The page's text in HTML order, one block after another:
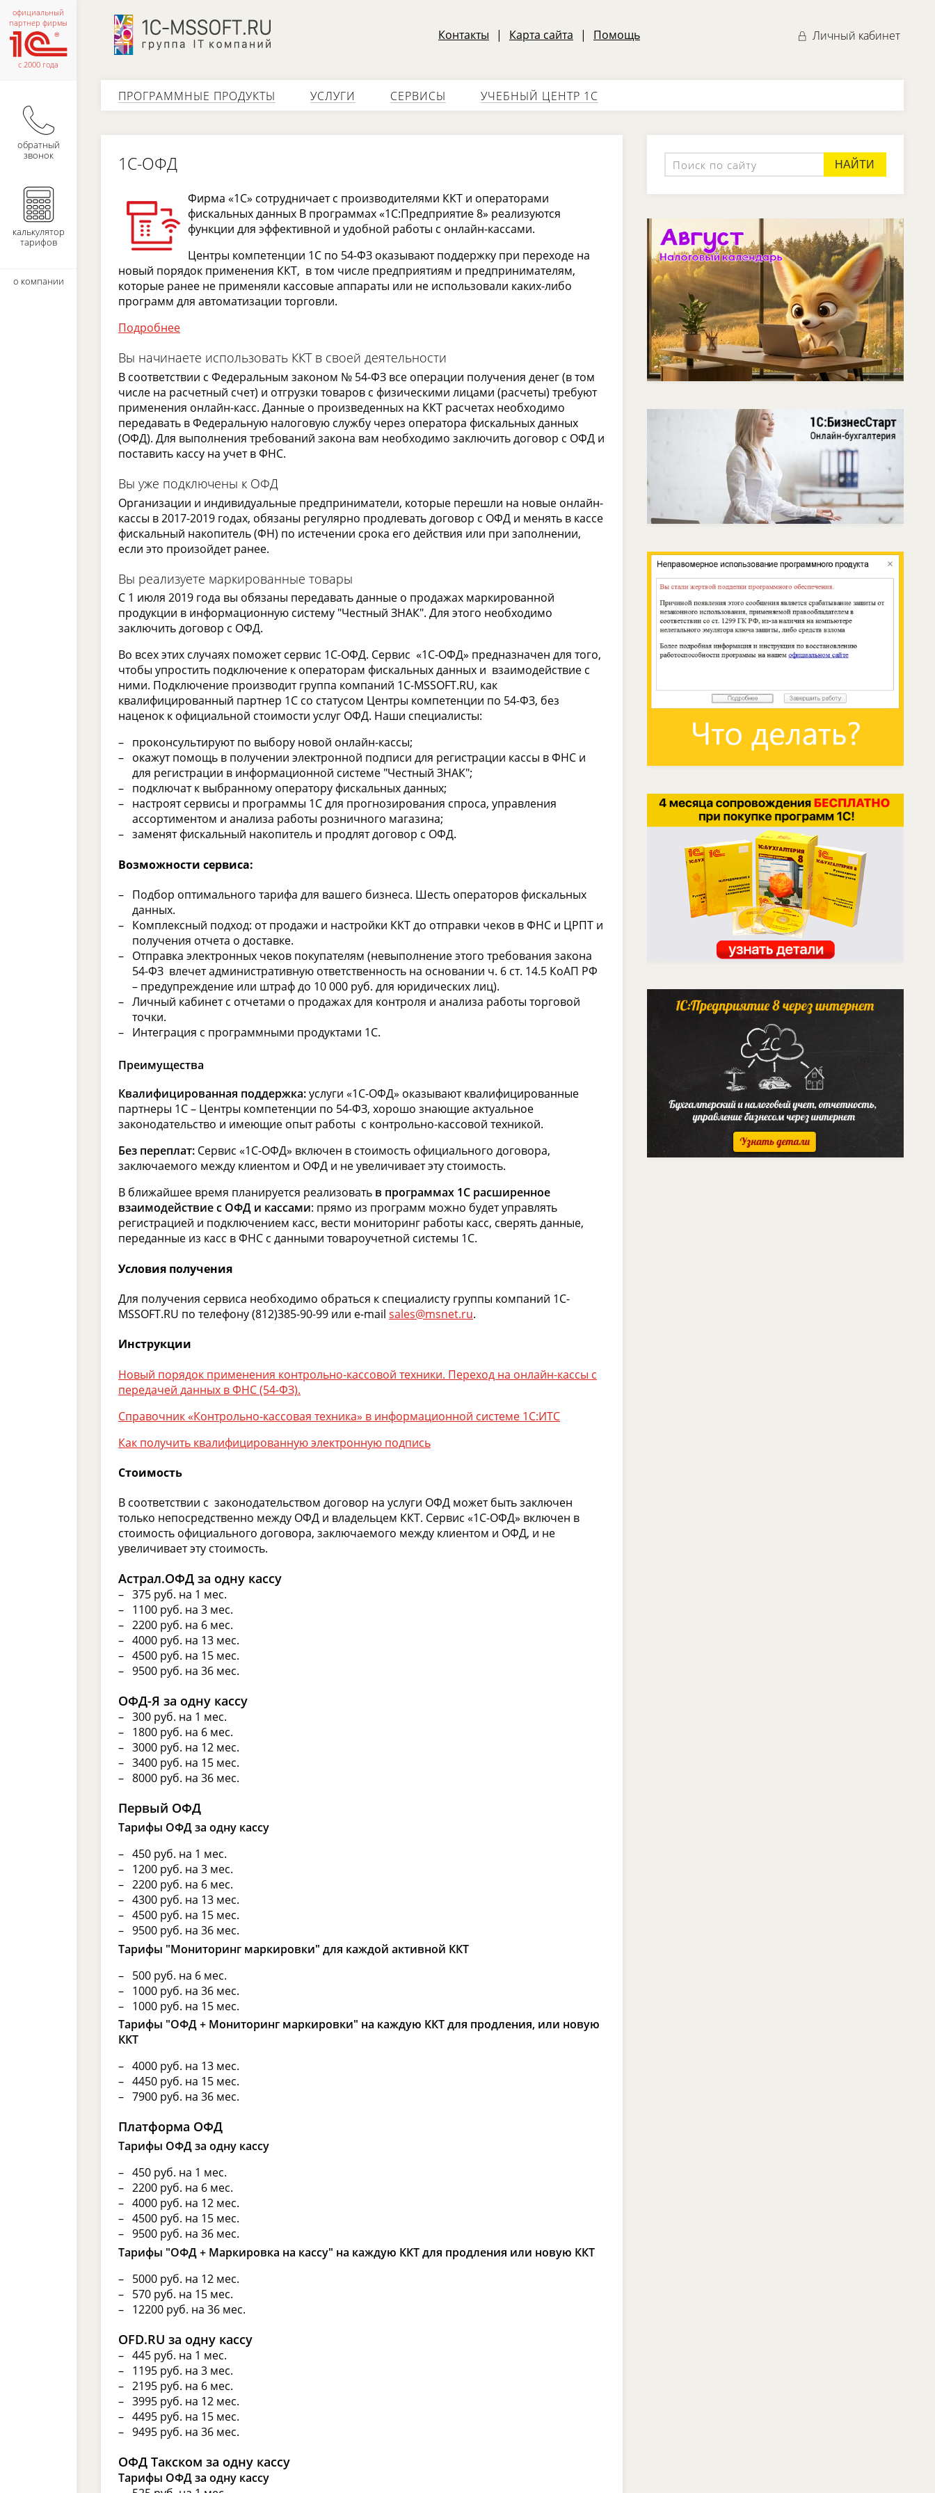
Личный кабинет
Контакты | Карта сайта | Помощь
ПРОГРАММНЫЕ ПРОДУКТЫ УСЛУГИ СЕРВИСЫ УЧЕБНЫЙ ЦЕНТР 1С
1С-ОФД
Фирма «1С» сотрудничает с производителями ККТ и операторами
фискальных данных В программах «1С:Предприятие 8» реализуются
функции для эффективной и удобной работы с онлайн-кассами.
Центры компетенции 1С по 54-ФЗ оказывают поддержку при переходе на
новый порядок применения ККТ, в том числе предприятиям и предпринимателям,
которые ранее не применяли кассовые аппараты или не использовали каких-либо
программ для автоматизации торговли.
Подробнее
Вы начинаете использовать ККТ в своей деятельности
В соответствии с Федеральным законом № 54-ФЗ все операции получения денег (в том
числе на расчетный счет) и отгрузки товаров с физическими лицами (расчеты) требуют
применения онлайн-касс. Данные о произведенных на ККТ расчетах необходимо
передавать в Федеральную налоговую службу через оператора фискальных данных
(ОФД). Для выполнения требований закона вам необходимо заключить договор с ОФД и
поставить кассу на учет в ФНС.
Вы уже подключены к ОФД
Организации и индивидуальные предприниматели, которые перешли на новые онлайн-
кассы в 2017-2019 годах, обязаны регулярно продлевать договор с ОФД и менять в кассе
фискальный накопитель (ФН) по истечении срока его действия или при заполнении,
если это произойдет ранее.
Вы реализуете маркированные товары
С 1 июля 2019 года вы обязаны передавать данные о продажах маркированной
продукции в информационную систему "Честный ЗНАК". Для этого необходимо
заключить договор с ОФД.
Во всех этих случаях поможет сервис 1С-ОФД. Сервис «1С-ОФД» предназначен для того,
чтобы упростить подключение к операторам фискальных данных и взаимодействие с
ними. Подключение производит группа компаний 1C-MSSOFT.RU, как
квалифицированный партнер 1С со статусом Центры компетенции по 54-ФЗ, без
наценок к официальной стоимости услуг ОФД. Наши специалисты:
проконсультируют по выбору новой онлайн-кассы;
окажут помощь в получении электронной подписи для регистрации кассы в ФНС и
для регистрации в информационной системе "Честный ЗНАК";
подключат к выбранному оператору фискальных данных;
настроят сервисы и программы 1С для прогнозирования спроса, управления
ассортиментом и анализа работы розничного магазина;
заменят фискальный накопитель и продлят договор с ОФД.
Возможности сервиса:
Подбор оптимального тарифа для вашего бизнеса. Шесть операторов фискальных
данных.
Комплексный подход: от продажи и настройки ККТ до отправки чеков в ФНС и ЦРПТ и
получения отчета о доставке.
Отправка электронных чеков покупателям (невыполнение этого требования закона
54-ФЗ влечет административную ответственность на основании ч. 6 ст. 14.5 КоАП РФ
– предупреждение или штраф до 10 000 руб. для юридических лиц).
Личный кабинет с отчетами о продажах для контроля и анализа работы торговой
точки.
Интеграция с программными продуктами 1С.
Преимущества
Квалифицированная поддержка:услуги «1С-ОФД» оказывают квалифицированные
партнеры 1С – Центры компетенции по 54-ФЗ, хорошо знающие актуальное
законодательство и имеющие опыт работы с контрольно-кассовой техникой.
Без переплат: Сервис «1С-ОФД» включен в стоимость официального договора,
заключаемого между клиентом и ОФД и не увеличивает эту стоимость.
В ближайшее время планируется реализовать в программах 1С расширенное
взаимодействие с ОФД и кассами: прямо из программ можно будет управлять
регистрацией и подключением касс, вести мониторинг работы касс, сверять данные,
переданные из касс в ФНС с данными товароучетной системы 1С.
Условия получения
Для получения сервиса необходимо обраться к специалисту группы компаний 1C-
MSSOFT.RU по телефону (812)385-90-99 или e-mail sales@msnet.ru.
Инструкции
Новый порядок применения контрольно-кассовой техники. Переход на онлайн-кассы с
передачей данных в ФНС (54-ФЗ).
Справочник «Контрольно-кассовая техника» в информационной системе 1С:ИТС
Как получить квалифицированную электронную подпись
Стоимость
В соответствии с законодательством договор на услуги ОФД может быть заключен
только непосредственно между ОФД и владельцем ККТ. Сервис «1С-ОФД» включен в
стоимость официального договора, заключаемого между клиентом и ОФД, и не
увеличивает эту стоимость.
Астрал.ОФД за одну кассу
375 руб. на 1 мес.
1100 руб. на 3 мес.
2200 руб. на 6 мес.
4000 руб. на 13 мес.
4500 руб. на 15 мес.
9500 руб. на 36 мес.
ОФД-Я за одну кассу
300 руб. на 1 мес.
1800 руб. на 6 мес.
3000 руб. на 12 мес.
3400 руб. на 15 мес.
8000 руб. на 36 мес.
Первый ОФД
Тарифы ОФД за одну кассу
450 руб. на 1 мес.
1200 руб. на 3 мес.
2200 руб. на 6 мес.
4300 руб. на 13 мес.
4500 руб. на 15 мес.
9500 руб. на 36 мес.
Тарифы "Мониторинг маркировки" для каждой активной ККТ
500 руб. на 6 мес.
1000 руб. на 36 мес.
1000 руб. на 15 мес.
Тарифы "ОФД + Мониторинг маркировки" на каждую ККТ для продления, или новую
ККТ
4000 руб. на 13 мес.
4450 руб. на 15 мес.
7900 руб. на 36 мес.
Платформа ОФД
Тарифы ОФД за одну кассу
450 руб. на 1 мес.
2200 руб. на 6 мес.
4000 руб. на 12 мес.
4500 руб. на 15 мес.
9500 руб. на 36 мес.
Тарифы "ОФД + Маркировка на кассу" на каждую ККТ для продления или новую ККТ
5000 руб. на 12 мес.
570 руб. на 15 мес.
12200 руб. на 36 мес.
OFD.RU за одну кассу
445 руб. на 1 мес.
1195 руб. на 3 мес.
2195 руб. на 6 мес.
3995 руб. на 12 мес.
4495 руб. на 15 мес.
9495 руб. на 36 мес.
ОФД Такском за одну кассу
Тарифы ОФД за одну кассу
НАЙТИ
официальный
партнер фирмы
с 2000 года
обратный
звонок
калькулятор
тарифов
о компании